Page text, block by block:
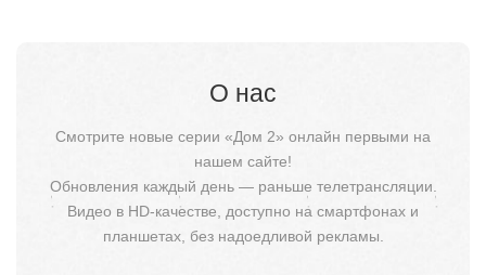
О нас
Смотрите новые серии «Дом 2» онлайн первыми на
нашем сайте!
Обновления каждый день — раньше телетрансляции.
Видео в HD-качестве, доступно на смартфонах и
планшетах, без надоедливой рекламы.